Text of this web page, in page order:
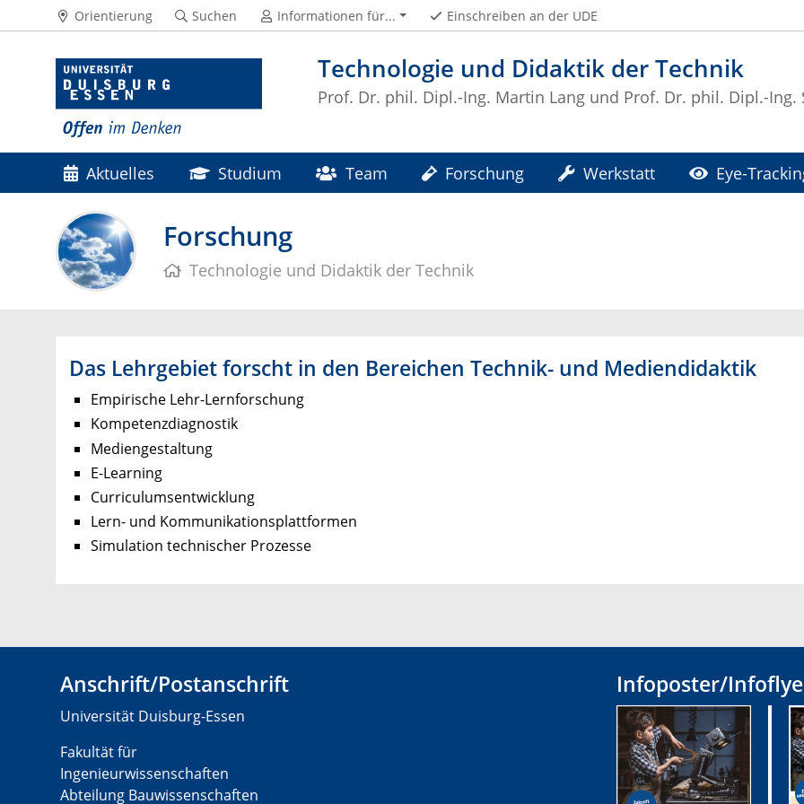
Technologie und Didaktik der Technik
Prof. Dr. phil. Dipl.-Ing. Martin Lang und Prof. Dr. phil. Dipl.-Ing.
Orientierung Suchen Informationen für... Einschreiben an der UDE
Aktuelles Studium Team Forschung Werkstatt Eye-
Forschung
Technologie und Didaktik der Technik
Das Lehrgebiet forscht in den Bereichen Technik- und Mediendidaktik
Empirische Lehr-Lernforschung
Kompetenzdiagnostik
Mediengestaltung
E-Learning
Curriculumsentwicklung
Lern- und Kommunikationsplattformen
Simulation technischer Prozesse
Anschrift/Postanschrift
Universität Duisburg-Essen
Fakultät für
Ingenieurwissenschaften
Abteilung Bauwissenschaften
Infoposter/